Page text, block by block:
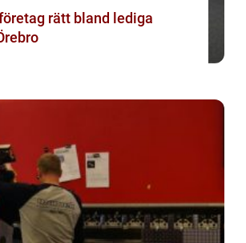
rätt bland lediga